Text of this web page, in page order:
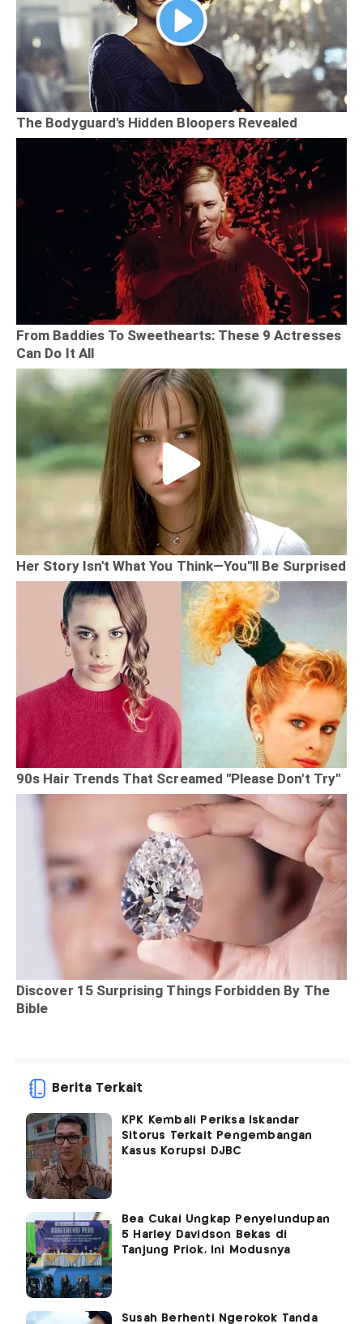
Berita Terkait
KPK Kembali Periksa Iskandar
Sitorus Terkait Pengembangan
Kasus Korupsi DJBC
Bea Cukai Ungkap Penyelundupan
5 Harley Davidson Bekas di
Tanjung Priok, Ini Modusnya
Susah Berhenti Ngerokok Tanda